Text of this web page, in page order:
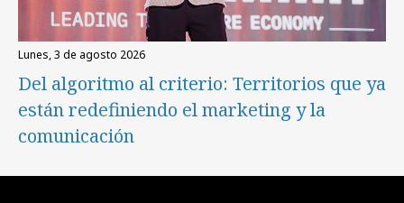
lunes, 3 de agosto 2026
Del algoritmo al criterio: Territorios que ya
están redefiniendo el marketing y la
comunicación